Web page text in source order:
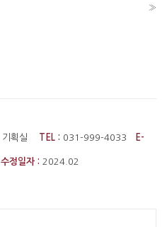
»
기획실 TEL : 031-999-4033 E-
수정일자 : 2024.02